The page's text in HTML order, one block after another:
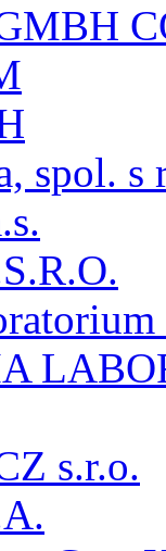
spol. s
s.r.o.